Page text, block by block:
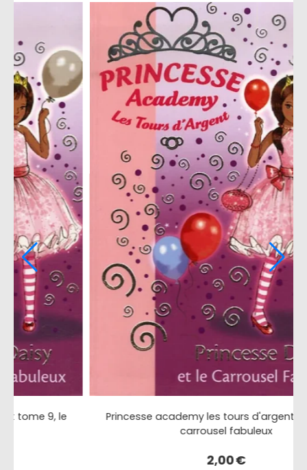
9, le
Princesse academy les tours d'argent tome 9,
carrousel fabuleux
€